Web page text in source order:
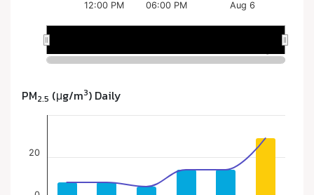
PM2.5 (μg/m3) Daily